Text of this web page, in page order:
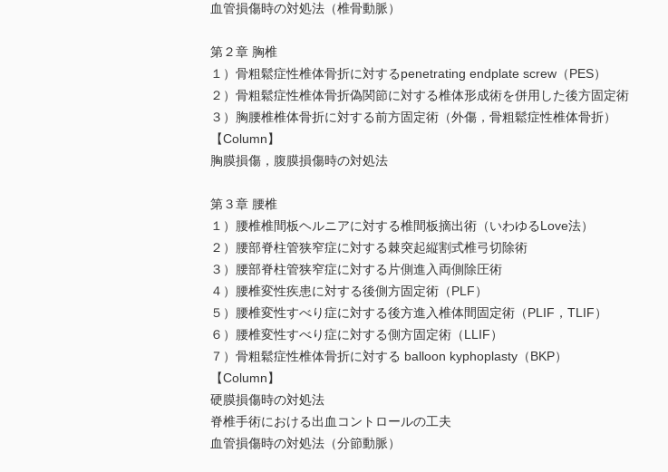
血管損傷時の対処法（椎骨動脈）
第２章 胸椎
１）骨粗鬆症性椎体骨折に対するpenetrating endplate screw（PES）
２）骨粗鬆症性椎体骨折偽関節に対する椎体形成術を併用した後方固定術
３）胸腰椎椎体骨折に対する前方固定術（外傷，骨粗鬆症性椎体骨折）
【Column】
胸膜損傷，腹膜損傷時の対処法
第３章 腰椎
１）腰椎椎間板ヘルニアに対する椎間板摘出術（いわゆるLove法）
２）腰部脊柱管狭窄症に対する棘突起縦割式椎弓切除術
３）腰部脊柱管狭窄症に対する片側進入両側除圧術
４）腰椎変性疾患に対する後側方固定術（PLF）
５）腰椎変性すべり症に対する後方進入椎体間固定術（PLIF，TLIF）
６）腰椎変性すべり症に対する側方固定術（LLIF）
７）骨粗鬆症性椎体骨折に対する balloon kyphoplasty（BKP）
【Column】
硬膜損傷時の対処法
脊椎手術における出血コントロールの工夫
血管損傷時の対処法（分節動脈）